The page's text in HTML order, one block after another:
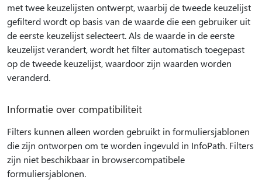
met twee keuzelijsten ontwerpt, waarbij de tweede keuzelijst
gefilterd wordt op basis van de waarde die een gebruiker uit
de eerste keuzelijst selecteert. Als de waarde in de eerste
keuzelijst verandert, wordt het filter automatisch toegepast
op de tweede keuzelijst, waardoor zijn waarden worden
veranderd.
Informatie over compatibiliteit
Filters kunnen alleen worden gebruikt in formuliersjablonen
die zijn ontworpen om te worden ingevuld in InfoPath. Filters
zijn niet beschikbaar in browsercompatibele
formuliersjablonen.